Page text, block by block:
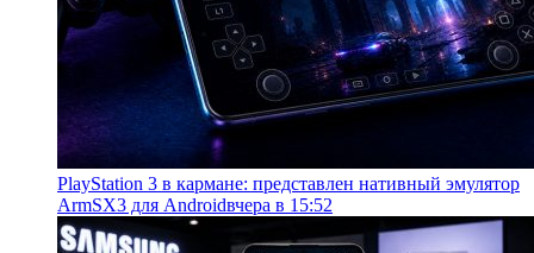
PlayStation 3 в кармане: представлен нативный эмулятор
ArmSX3 для Androidвчера в 15:52